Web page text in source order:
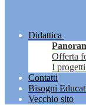
Didattica
Offerta
I
Contatti
Bisogni
Vecchio sito